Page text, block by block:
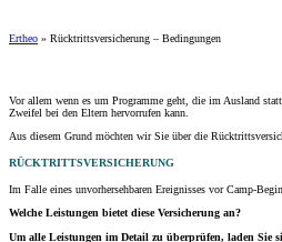
Ertheo » Rücktrittsversicherung – Bedingungen
Vor allem wenn es um Programme geht, die im Ausland
Zweifel bei den Eltern hervorrufen kann.
Aus diesem Grund möchten wir Sie über die
RÜCKTRITTSVERSICHERUNG
Im Falle eines unvorhersehbaren Ereignisses vor Camp-
Welche Leistungen bietet diese Versicherung an?
Um alle Leistungen im Detail zu überprüfen, laden Sie